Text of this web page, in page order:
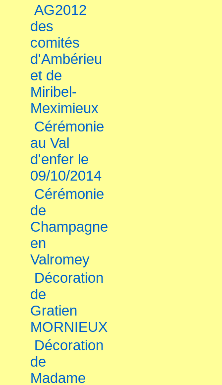
AG2012
des
comités
d'Ambérieu
et de
Miribel-
Meximieux
Cérémonie
au Val
d'enfer le
09/10/2014
Cérémonie
de
Champagne
en
Valromey
Décoration
de
Gratien
MORNIEUX
Décoration
de
Madame